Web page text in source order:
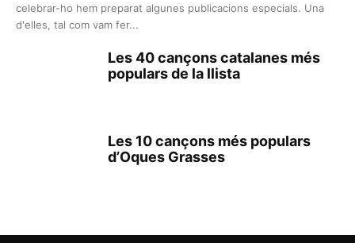
celebrar-ho hem preparat algunes publicacions especials. Una
d'elles, tal com vam fer...
Les 40 cançons catalanes més
populars de la llista
Les 10 cançons més populars
d’Oques Grasses